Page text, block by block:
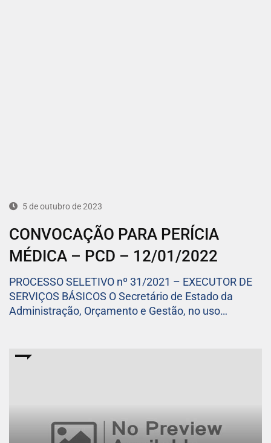
5 de outubro de 2023
CONVOCAÇÃO PARA PERÍCIA
MÉDICA – PCD – 12/01/2022
PROCESSO SELETIVO nº 31/2021 – EXECUTOR DE
SERVIÇOS BÁSICOS O Secretário de Estado da
Administração, Orçamento e Gestão, no uso…